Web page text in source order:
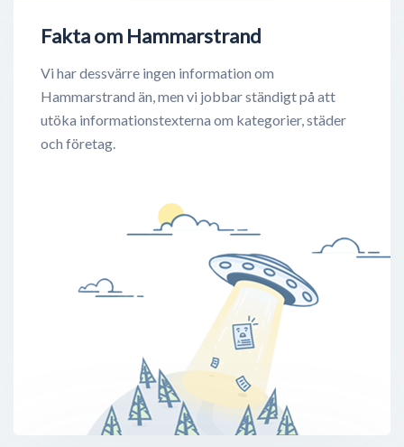
Fakta om Hammarstrand
Vi har dessvärre ingen information om
Hammarstrand än, men vi jobbar ständigt på att
utöka informationstexterna om kategorier, städer
och företag.